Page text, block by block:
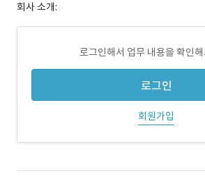
회사 소개:
로그인해서 업무 내용을 확인
로그인
회원가입